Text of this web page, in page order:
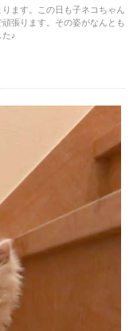
ます。この日も子ネコちゃん
張ります。その姿がなんとも
た♪